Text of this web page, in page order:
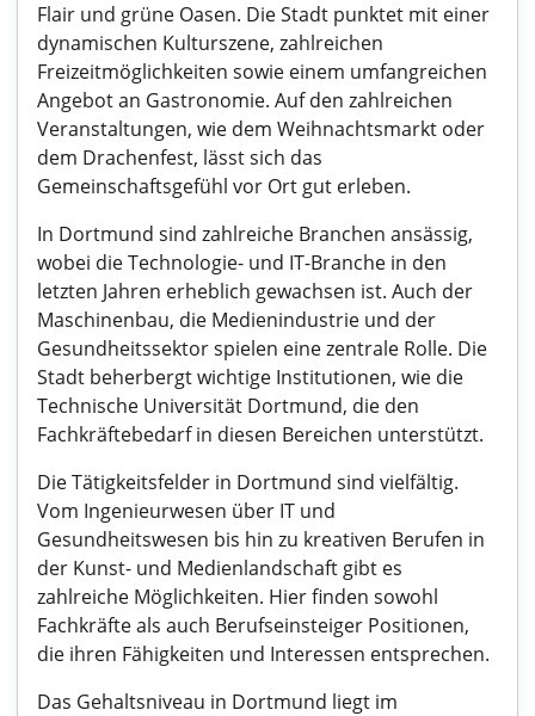
Flair und grüne Oasen. Die Stadt punktet mit einer
dynamischen Kulturszene, zahlreichen
Freizeitmöglichkeiten sowie einem umfangreichen
Angebot an Gastronomie. Auf den zahlreichen
Veranstaltungen, wie dem Weihnachtsmarkt oder
dem Drachenfest, lässt sich das
Gemeinschaftsgefühl vor Ort gut erleben.
In Dortmund sind zahlreiche Branchen ansässig,
wobei die Technologie- und IT-Branche in den
letzten Jahren erheblich gewachsen ist. Auch der
Maschinenbau, die Medienindustrie und der
Gesundheitssektor spielen eine zentrale Rolle. Die
Stadt beherbergt wichtige Institutionen, wie die
Technische Universität Dortmund, die den
Fachkräftebedarf in diesen Bereichen unterstützt.
Die Tätigkeitsfelder in Dortmund sind vielfältig.
Vom Ingenieurwesen über IT und
Gesundheitswesen bis hin zu kreativen Berufen in
der Kunst- und Medienlandschaft gibt es
zahlreiche Möglichkeiten. Hier finden sowohl
Fachkräfte als auch Berufseinsteiger Positionen,
die ihren Fähigkeiten und Interessen entsprechen.
Das Gehaltsniveau in Dortmund liegt im